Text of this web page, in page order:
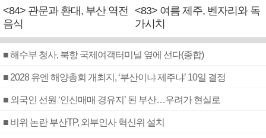
<84> 관문과 환대, 부산 역전
음식
<83> 여름 제주, 벤자리와 독
가시치
■ 해수부 청사, 북항 국제여객터미널 옆에 선다(종합)
■ 2028 유엔 해양총회 개최지, ‘부산이냐 제주냐’ 10일 결정
■ 외국인 선원 ‘인신매매 경유지’ 된 부산…우려가 현실로
■ 비위 논란 부산TP, 외부인사 혁신위 설치